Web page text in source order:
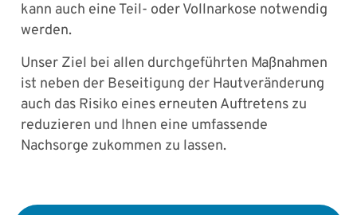
kann auch eine Teil- oder Vollnarkose notwendig
werden.
Unser Ziel bei allen durchgeführten Maßnahmen
ist neben der Beseitigung der Hautveränderung
auch das Risiko eines erneuten Auftretens zu
reduzieren und Ihnen eine umfassende
Nachsorge zukommen zu lassen.